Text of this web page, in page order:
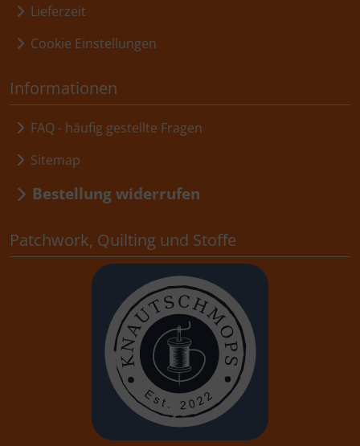
Lieferzeit
Cookie Einstellungen
Informationen
FAQ - häufig gestellte Fragen
Sitemap
Bestellung widerrufen
Patchwork, Quilting und Stoffe